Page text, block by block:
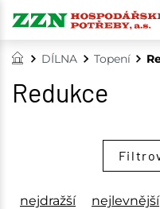
DÍLNA Topení
Redukce
nejdražší nejlevnější